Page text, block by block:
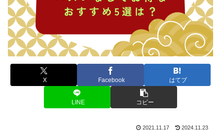
X Facebook はてブ
LINE コピー
2021.11.17 2024.11.23